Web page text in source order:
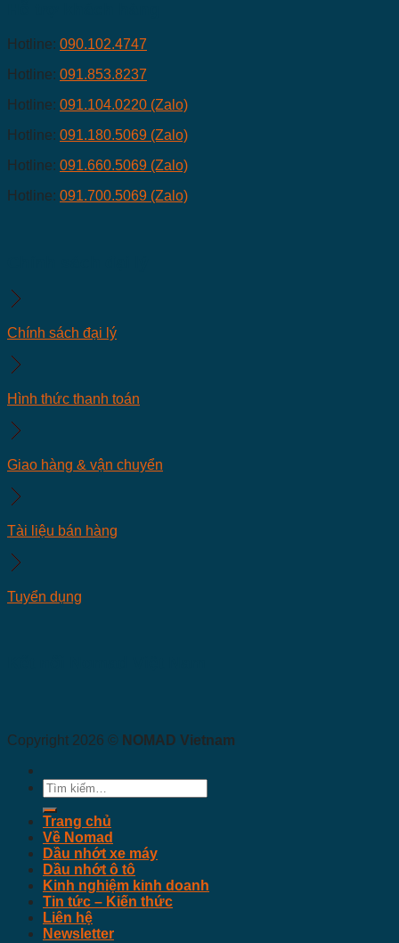
Hotline: 090.102.4747
Hotline: 091.853.8237
Hotline: 091.104.0220 (Zalo)
Hotline: 091.180.5069 (Zalo)
Hotline: 091.660.5069 (Zalo)
Hotline: 091.700.5069 (Zalo)
Chính sách đại lý
Hình thức thanh toán
Giao hàng & vận chuyển
Tài liệu bán hàng
Tuyển dụng
Copyright 2026 © NOMAD Vietnam
Tìm
kiếm:
Trang chủ
Về Nomad
Dầu nhớt xe máy
Dầu nhớt ô tô
Kinh nghiệm kinh doanh
Tin tức – Kiến thức
Liên hệ
Newsletter